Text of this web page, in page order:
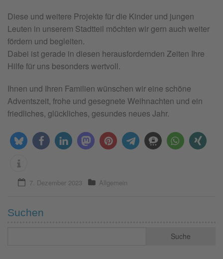
Diese und weitere Projekte für die Kinder und jungen
Leuten in unserem Stadtteil möchten wir gern auch weiter
fördern und begleiten.
Dabei ist gerade in diesen herausfordernden Zeiten Ihre
Hilfe für uns besonders wertvoll.
Ihnen und Ihren Familien wünschen wir eine schöne
Adventszeit, frohe und gesegnete Weihnachten und ein
friedliches, glückliches, gesundes neues Jahr.
7. Dezember 2023 Allgemein
Suchen